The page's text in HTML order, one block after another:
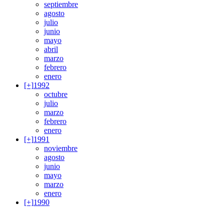
septiembre
agosto
julio
junio
mayo
abril
marzo
febrero
enero
[+]1992
octubre
julio
marzo
febrero
enero
[+]1991
noviembre
agosto
junio
mayo
marzo
enero
[+]1990